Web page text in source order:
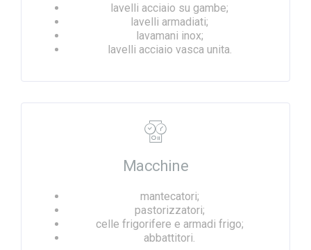
lavelli acciaio su gambe;
lavelli armadiati;
lavamani inox;
lavelli acciaio vasca unita.
Macchine
mantecatori;
pastorizzatori;
celle frigorifere e armadi frigo;
abbattitori.